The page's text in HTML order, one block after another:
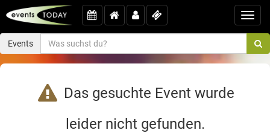
Events
Das gesuchte Event wurde
leider nicht gefunden.